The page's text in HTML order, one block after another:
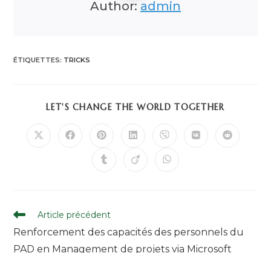
Author: admin
ÉTIQUETTES: TRICKS
LET'S CHANGE THE WORLD TOGETHER
Article précédent
Renforcement des capacités des personnels du
PAD en Management de projets via Microsoft